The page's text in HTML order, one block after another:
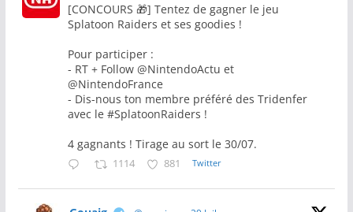
[CONCOURS 🎁] Tentez de gagner le jeu
Splatoon Raiders et ses goodies !
Pour participer :
- RT + Follow @NintendoActu et
@NintendoFrance
- Dis-nous ton membre préféré des Tridenfer
avec le #SplatoonRaiders !
4 gagnants ! Tirage au sort le 30/07.
1114 881 Twitter